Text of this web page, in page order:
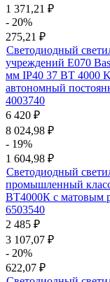
1 371,21 ₽
- 20%
275,21 ₽
Светодиодный
учреждений E070
мм IP40 37 ВТ 4000
автономный
4003740
6 420 ₽
8 024,98 ₽
- 19%
1 604,98 ₽
Светодиодный
промышленный
ВТ4000К с матовым
6503540
2 485 ₽
3 107,07 ₽
- 20%
622,07 ₽